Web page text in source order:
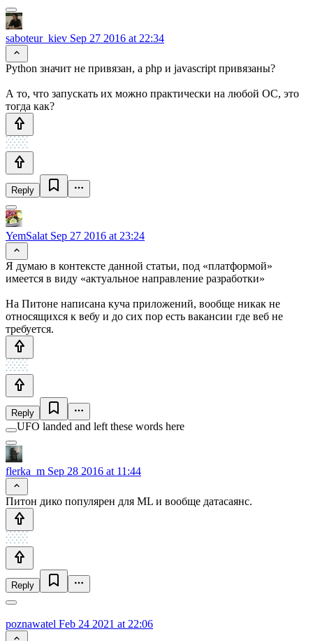
saboteur_kiev Sep 27 2016 at 22:34
Python значит не привязан, а php и javascript привязаны?
А то, что запускать их можно практически на любой ОС, это
тогда как?
Reply
YemSalat Sep 27 2016 at 23:24
Я думаю в контексте данной статьи, под «платформой»
имеется в виду «актуальное направление разработки»
На Питоне написана куча приложений, вообще никак не
относящихся к вебу и до сих пор есть вакансии где веб не
требуется.
Reply
UFO landed and left these words here
flerka_m Sep 28 2016 at 11:44
Питон дико популярен для ML и вообще датасаянс.
Reply
poznawatel Feb 24 2021 at 22:06